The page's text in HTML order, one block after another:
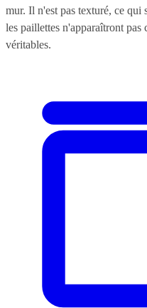
mur. Il n'est pas texturé, ce qui
les paillettes n'apparaîtront
véritables.